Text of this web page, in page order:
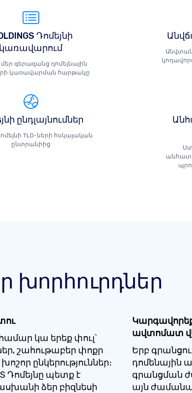
Դոմեյնի
կառավարում
մեր գերազանց դոմեյնային
կառավարման հարթակը
ընդլայնումներ
TLD-ների հսկայական
ընտրանիից
կա երեք փուլ՝
շահութաբեր փոքր
ընկերություններ։
Դոմեյնը պետք է
ձեր բիզնեսի
Կարգավորեք
ավտոմատ
Երբ
դոմենային
գրանցման
այն